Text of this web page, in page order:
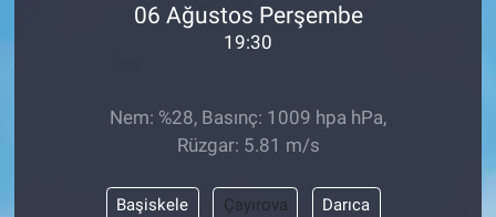
06 Ağustos Perşembe
19:30
Nem: %28, Basınç: 1009 hpa hPa,
Rüzgar: 5.81 m/s
Başiskele Çayırova Darıca